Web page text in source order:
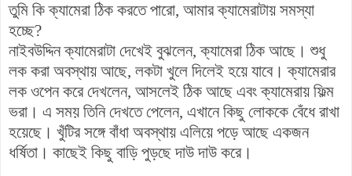
তুমি কি ক্যামেরা ঠিক করতে পারো, আমার ক্যামেরাটায় সমস্যা
হচ্ছে?
নাইবউদ্দিন ক্যামেরাটা দেখেই বুঝলেন, ক্যামেরা ঠিক আছে। শুধু
লক করা অবস্থায় আছে, লকটা খুলে দিলেই হয়ে যাবে। ক্যামেরার
লক ওপেন করে দেখলেন, আসলেই ঠিক আছে এবং ক্যামেরায় ফিল্ম
ভরা। এ সময় তিনি দেখতে পেলেন, এখানে কিছু লোককে বেঁধে রাখা
হয়েছে। খুঁটির সঙ্গে বাঁধা অবস্থায় এলিয়ে পড়ে আছে একজন
ধর্ষিতা। কাছেই কিছু বাড়ি পুড়ছে দাউ দাউ করে।